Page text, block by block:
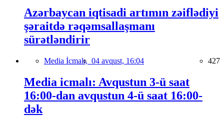
Azərbaycan iqtisadi artımın zəiflədiyi
şəraitdə rəqəmsallaşmanı
sürətləndirir
Media İcmalı, 04 avqust, 16:04 427
Media icmalı: Avqustun 3-ü saat
16:00-dan avqustun 4-ü saat 16:00-
dək